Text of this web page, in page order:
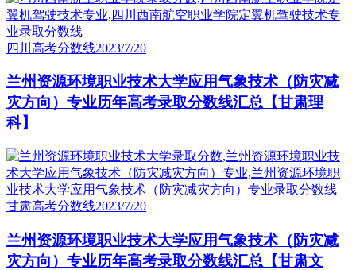
四川高考分数线2023/7/20
兰州资源环境职业技术大学应用气象技术（防灾减
灾方向）专业历年高考录取分数线汇总【甘肃理
科】
甘肃高考分数线2023/7/20
兰州资源环境职业技术大学应用气象技术（防灾减
灾方向）专业历年高考录取分数线汇总【甘肃文